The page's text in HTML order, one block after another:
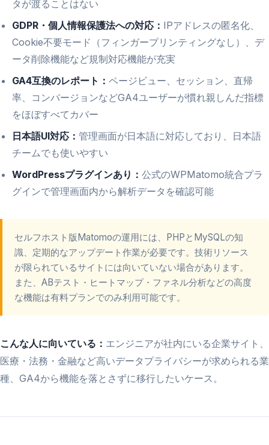
タが渡ることはない
GDPR・個人情報保護法への対応： IPアドレスの匿名化、
Cookie不要モード（フィンガープリンティングなし）、デ
ータ削除機能など規制対応機能が充実
GA4互換のレポート： ページビュー、セッション、直帰
率、コンバージョンなどGA4ユーザーが慣れ親しんだ指標
をほぼすべてカバー
日本語UI対応： 管理画面が日本語に対応しており、日本語
チームでも使いやすい
WordPressプラグインあり： 公式のWPMatomo統合プラ
グインで管理画面内から解析データを確認可能
セルフホスト版Matomoの運用には、PHPとMySQLの知
識、定期的なアップデート作業が必要です。技術リソース
が限られているサイトには向いていない場合があります。
また、ABテスト・ヒートマップ・ファネル分析などの高度
な機能は有料プランでのみ利用可能です。
こんな人に向いている： エンジニアが社内にいる企業サイト、
医療・法務・金融など高いデータプライバシーが求められる業
種、GA4から機能を落とさずに移行したいケース。